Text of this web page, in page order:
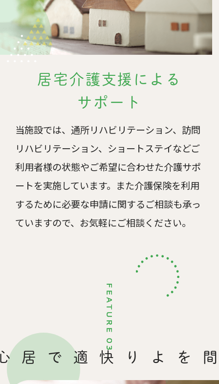
居宅介護支援による
サポート
当施設では、通所リハビリテーション、訪問
リハビリテーション、ショートステイなどご
利用者様の状態やご希望に合わせた介護サポ
ートを実施しています。また介護保険を利用
するために必要な申請に関するご相談も承っ
ていますので、お気軽にご相談ください。
皆様が過ごす空間を
より快適で